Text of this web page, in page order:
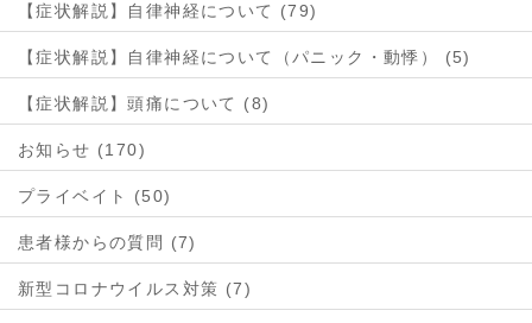
【症状解説】自律神経について (79)
【症状解説】自律神経について（パニック・動悸） (5)
【症状解説】頭痛について (8)
お知らせ (170)
プライベイト (50)
患者様からの質問 (7)
新型コロナウイルス対策 (7)